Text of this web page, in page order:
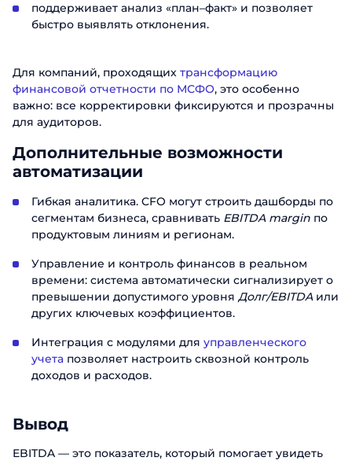
поддерживает анализ «план–факт» и позволяет
быстро выявлять отклонения.
Для компаний, проходящих трансформацию
финансовой отчетности по МСФО, это особенно
важно: все корректировки фиксируются и прозрачны
для аудиторов.
Дополнительные возможности
автоматизации
Гибкая аналитика. CFO могут строить дашборды по
сегментам бизнеса, сравнивать EBITDA margin по
продуктовым линиям и регионам.
Управление и контроль финансов в реальном
времени: система автоматически сигнализирует о
превышении допустимого уровня Долг/EBITDAили
других ключевых коэффициентов.
Интеграция с модулями для управленческого
учета позволяет настроить сквозной контроль
доходов и расходов.
Вывод
EBITDA — это показатель, который помогает увидеть